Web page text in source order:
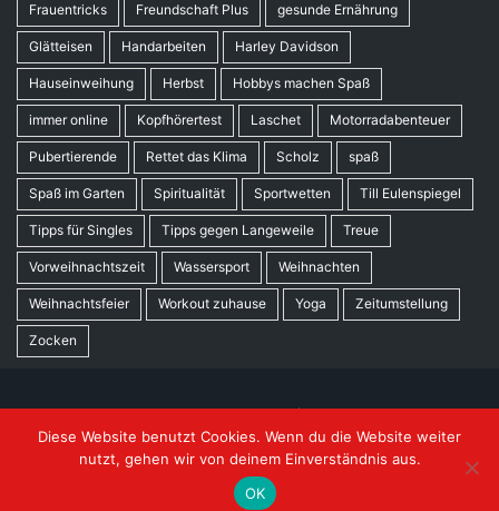
Frauentricks Freundschaft Plus gesunde Ernährung
Glätteisen Handarbeiten Harley Davidson
Hauseinweihung Herbst Hobbys machen Spaß
immer online Kopfhörertest Laschet Motorradabenteuer
Pubertierende Rettet das Klima Scholz spaß
Spaß im Garten Spiritualität Sportwetten Till Eulenspiegel
Tipps für Singles Tipps gegen Langeweile Treue
Vorweihnachtszeit Wassersport Weihnachten
Weihnachtsfeier Workout zuhause Yoga Zeitumstellung
Zocken
ThemeMiles. | Wir danken Pixabay für die tollen Fotos. |
Einige Beiträge enthalten Werbelinks für Amazon.
Diese Website benutzt Cookies. Wenn du die Website weiter
nutzt, gehen wir von deinem Einverständnis aus.
OK